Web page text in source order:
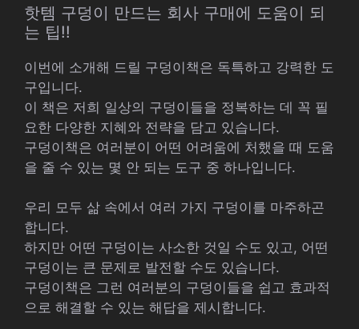
핫템 구덩이 만드는 회사 구매에 도움이 되
는 팁!!
이번에 소개해 드릴 구덩이책은 독특하고 강력한 도
구입니다.
이 책은 저희 일상의 구덩이들을 정복하는 데 꼭 필
요한 다양한 지혜와 전략을 담고 있습니다.
구덩이책은 여러분이 어떤 어려움에 처했을 때 도움
을 줄 수 있는 몇 안 되는 도구 중 하나입니다.
우리 모두 삶 속에서 여러 가지 구덩이를 마주하곤
합니다.
하지만 어떤 구덩이는 사소한 것일 수도 있고, 어떤
구덩이는 큰 문제로 발전할 수도 있습니다.
구덩이책은 그런 여러분의 구덩이들을 쉽고 효과적
으로 해결할 수 있는 해답을 제시합니다.